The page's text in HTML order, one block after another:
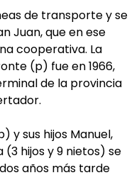
de transporte y se
Juan, que en ese
cooperativa. La
(p) fue en 1966,
de la provincia
y sus hijos Manuel,
(3 hijos y 9 nietos) se
años más tarde